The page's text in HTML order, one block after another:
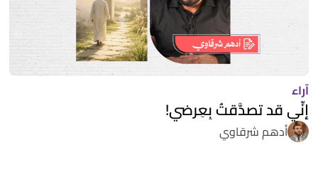
آراء
إنِّي قد تصدَّقتُ بِعِرضي!
أدهم شرقاوي